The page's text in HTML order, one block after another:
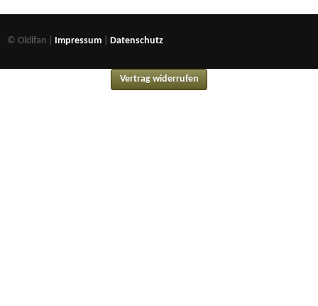
© Oldifan | Impressum Datenschutz
Vertrag widerrufen